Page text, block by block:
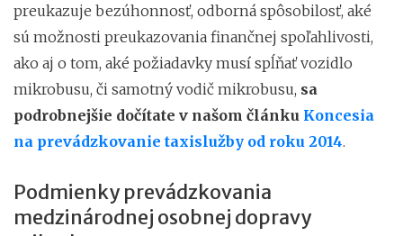
preukazuje bezúhonnosť, odborná spôsobilosť, aké
sú možnosti preukazovania finančnej spoľahlivosti,
ako aj o tom, aké požiadavky musí spĺňať vozidlo
mikrobusu, či samotný vodič mikrobusu, sa
podrobnejšie dočítate v našom článku Koncesia
na prevádzkovanie taxislužby od roku 2014.
Podmienky prevádzkovania
medzinárodnej osobnej dopravy